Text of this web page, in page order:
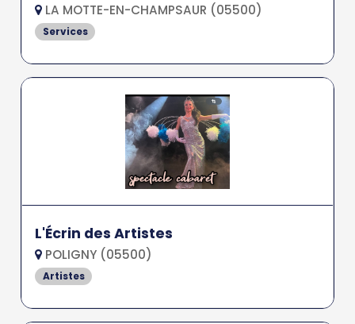
LA MOTTE-EN-CHAMPSAUR (05500)
Services
L'Écrin des Artistes
POLIGNY (05500)
Artistes